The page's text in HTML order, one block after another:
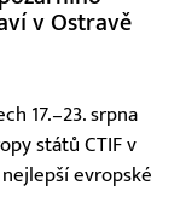
v Ostravě
17.–23. srpna
států CTIF v
evropské